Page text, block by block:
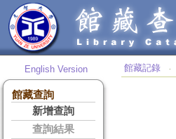
English Version
館藏查詢
新增查詢
查詢結果
館藏記錄 ‧